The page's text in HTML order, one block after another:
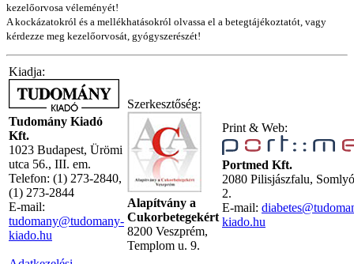
kezelőorvosa véleményét!
A kockázatokról és a mellékhatásokról olvassa el a betegtájékoztatót, vagy
kérdezze meg kezelőorvosát, gyógyszerészét!
Kiadja:
Tudomány Kiadó
Kft.
1023 Budapest, Ürömi
utca 56., III. em.
Telefon: (1) 273-2840,
(1) 273-2844
E-mail:
tudomany@tudomany-
kiado.hu
Szerkesztőség:
Alapítvány a
Cukorbetegekért
8200 Veszprém,
Templom u. 9.
Print & Web:
Portmed Kft.
2080 Pilisjászfalu,
2.
E-mail:
kiado.hu